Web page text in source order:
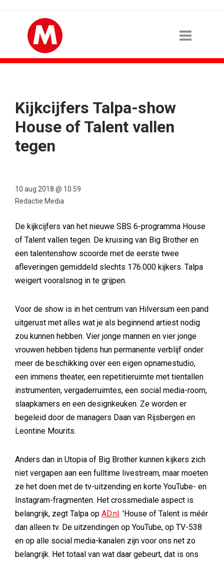
Kijkcijfers Talpa-show
House of Talent vallen
tegen
10 aug 2018 @ 10:59
Redactie Media
De kijkcijfers van het nieuwe SBS 6-programma House
of Talent vallen tegen. De kruising van Big Brother en
een talentenshow scoorde met de eerste twee
afleveringen gemiddeld slechts 176.000 kijkers. Talpa
weigert vooralsnog in te grijpen.
Voor de show is in het centrum van Hilversum een pand
uitgerust met alles wat je als beginnend artiest nodig
zou kunnen hebben. Vier jonge mannen en vier jonge
vrouwen hebben tijdens hun permanente verblijf onder
meer de beschikking over een eigen opnamestudio,
een immens theater, een repetitieruimte met tientallen
instrumenten, vergaderruimtes, een social media-room,
slaapkamers en een designkeuken. Ze worden er
begeleid door de managers Daan van Rijsbergen en
Leontine Mourits.
Anders dan in Utopia of Big Brother kunnen kijkers zich
niet vergapen aan een fulltime livestream, maar moeten
ze het doen met de tv-uitzending en korte YouTube- en
Instagram-fragmenten. Het crossmediale aspect is
belangrijk, zegt Talpa op AD.nl. 'House of Talent is méér
dan alleen tv. De uitzendingen op YouTube, op TV-538
en op alle social media-kanalen zijn voor ons net zo
belangrijk. Het totaal van wat daar gebeurt, dat is ons